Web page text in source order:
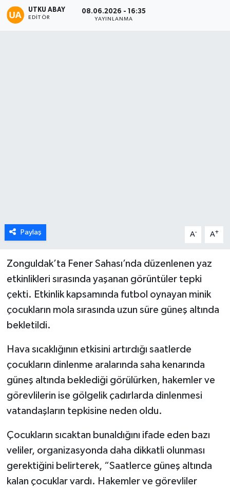
UTKU ABAY
EDITÖR
08.06.2026 - 16:35
YAYINLANMA
Paylaş A- A+
Zonguldak’ta Fener Sahası’nda düzenlenen yaz
etkinlikleri sırasında yaşanan görüntüler tepki
çekti. Etkinlik kapsamında futbol oynayan minik
çocukların mola sırasında uzun süre güneş altında
bekletildi.
Hava sıcaklığının etkisini artırdığı saatlerde
çocukların dinlenme aralarında saha kenarında
güneş altında beklediği görülürken, hakemler ve
görevlilerin ise gölgelik çadırlarda dinlenmesi
vatandaşların tepkisine neden oldu.
Çocukların sıcaktan bunaldığını ifade eden bazı
veliler, organizasyonda daha dikkatli olunması
gerektiğini belirterek, “Saatlerce güneş altında
kalan çocuklar vardı. Hakemler ve görevliler
Karabük